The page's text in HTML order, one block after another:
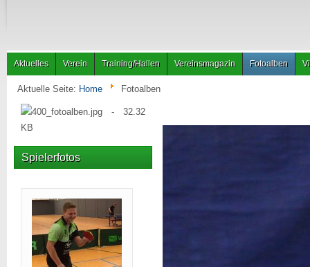
Aktuelles Verein Training/Hallen Vereinsmagazin Fotoalben
Aktuelle Seite: Home Fotoalben
Spielerfotos